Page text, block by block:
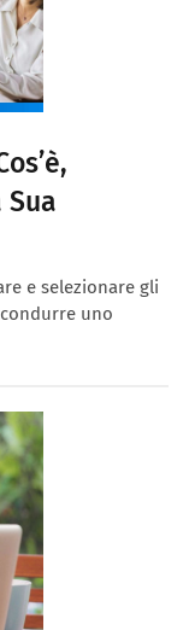
e selezionare gli
uno